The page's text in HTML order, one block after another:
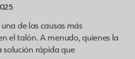
de las causas más
el talón. A menudo, quienes la
solución rápida que